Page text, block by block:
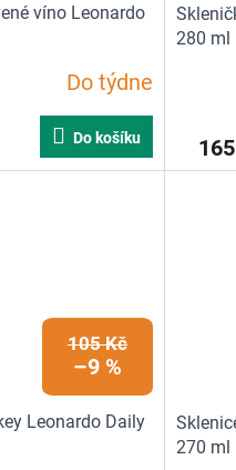
víno Leonardo
Do týdne
Do košíku
280 ml
105 Kč
–9 %
Leonardo Daily
270 ml